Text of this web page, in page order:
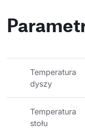
Temperatura
dyszy
Temperatura
stołu